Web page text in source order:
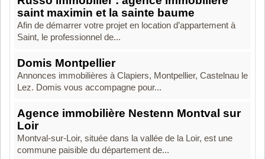
saint maximin et la sainte baume
Afin de démarrer votre projet en location d’appartement à
Saint, le professionnel de...
Domis Montpellier
Annonces immobilières à Clapiers, Montpellier, Castelnau le
Lez. Domis vous accompagne pour...
Agence immobilière Nestenn Montval sur
Loir
Montval-sur-Loir, située dans la vallée de la Loir, est une
commune paisible du département de...